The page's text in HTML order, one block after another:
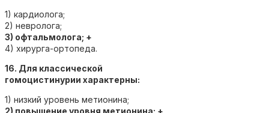
1) кардиолога;
2) невролога;
3) офтальмолога; +
4) хирурга-ортопеда.
16. Для классической
гомоцистинурии характерны:
1) низкий уровень метионина;
2) повышение уровня метионина; +